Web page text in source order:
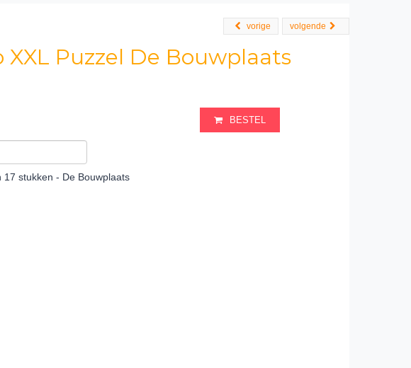
volgende
vorige
XXL Puzzel De Bouwplaats
BESTEL
17 stukken - De Bouwplaats